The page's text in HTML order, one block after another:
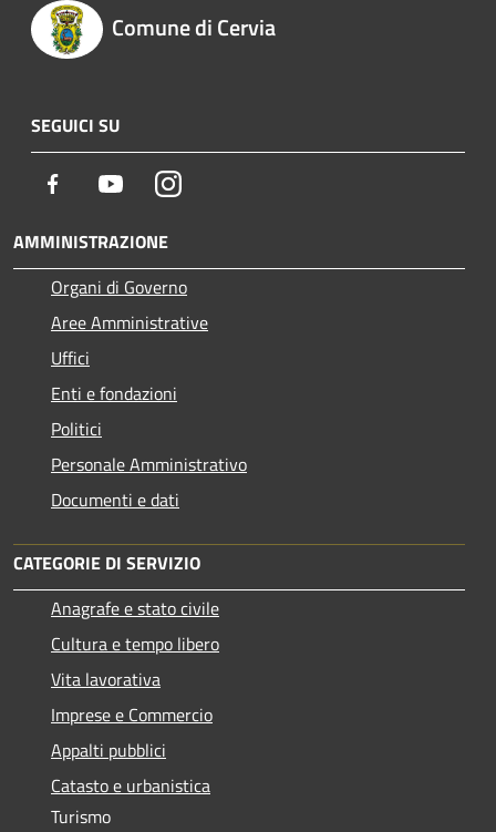
Comune di Cervia
SEGUICI SU
Facebook YoutubeInstagram
AMMINISTRAZIONE
Organi di Governo
Aree Amministrative
Uffici
Enti e fondazioni
Politici
Personale Amministrativo
Documenti e dati
CATEGORIE DI SERVIZIO
Anagrafe e stato civile
Cultura e tempo libero
Vita lavorativa
Imprese e Commercio
Appalti pubblici
Catasto e urbanistica
Turismo